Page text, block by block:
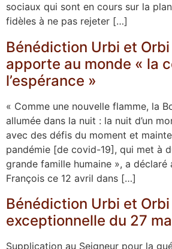
sociaux qui sont en cours sur la
fidèles à ne pas rejeter […]
Bénédiction Urbi et
apporte au monde « la
l’espérance »
« Comme une nouvelle flamme, la
allumée dans la nuit : la nuit d’un
avec des défis du moment et
pandémie [de covid-19], qui met à
grande famille humaine », a
François ce 12 avril dans […]
Bénédiction Urbi et Orbi
exceptionnelle du 27
Supplication au Seigneur pour la